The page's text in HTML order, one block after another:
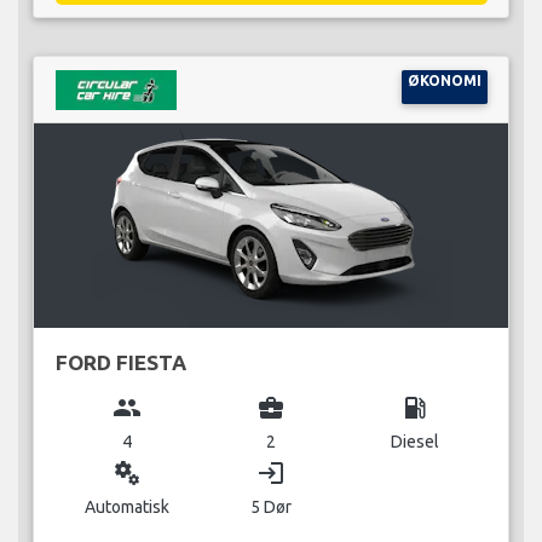
ØKONOMI
FORD FIESTA
group
4
business_center
2
local_gas_station
Diesel
miscellaneous_services
Automatisk
login
5 Dør